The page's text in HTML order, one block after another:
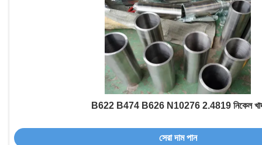
B622 B474 B626 N10276 2.4819 নিকেল
সেরা দাম পান